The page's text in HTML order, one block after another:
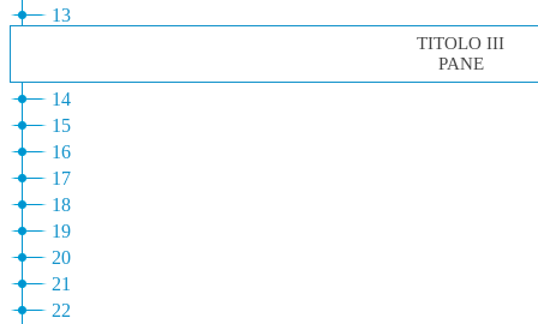
13
TITOLO III
PANE
14
15
16
17
18
19
20
21
22